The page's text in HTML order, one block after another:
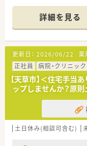
■月1回、木山薬
い薬剤師のレベ
■全店でピッキン
ます。
＜こんな店舗です
■天草市にある、
■薬剤師2名、事務
■総合病院門前で1
の他施設の処方も
■会社全店の社員
<キャリアアップ
■未経験の方も安
詳細を見る
更新日： 2026/06/22 薬
正社員
病院・クリニック
【天草市】＜住宅手当
ップしませんか？原
土日休み(相談可含む)